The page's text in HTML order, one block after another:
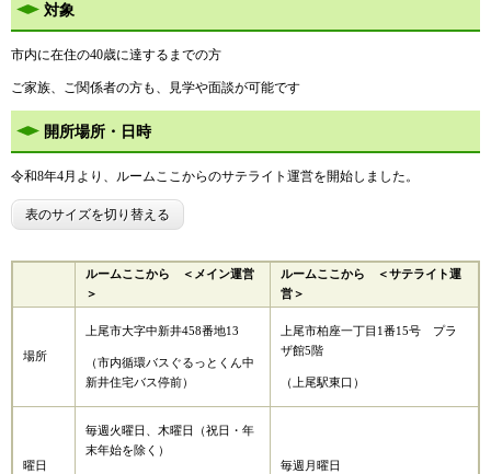
対象
市内に在住の40歳に達するまでの方
ご家族、ご関係者の方も、見学や面談が可能です
開所場所・日時
令和8年4月より、ルームここからのサテライト運営を開始しました。
表のサイズを切り替える
ルームここから ＜メイン運営
＞
ルームここから ＜サテライト運
営＞
場所
上尾市大字中新井458番地13
（市内循環バスぐるっとくん中
新井住宅バス停前）
上尾市柏座一丁目1番15号 プラ
ザ館5階
（上尾駅東口）
曜日
毎週火曜日、木曜日（祝日・年
末年始を除く）
毎週月曜日